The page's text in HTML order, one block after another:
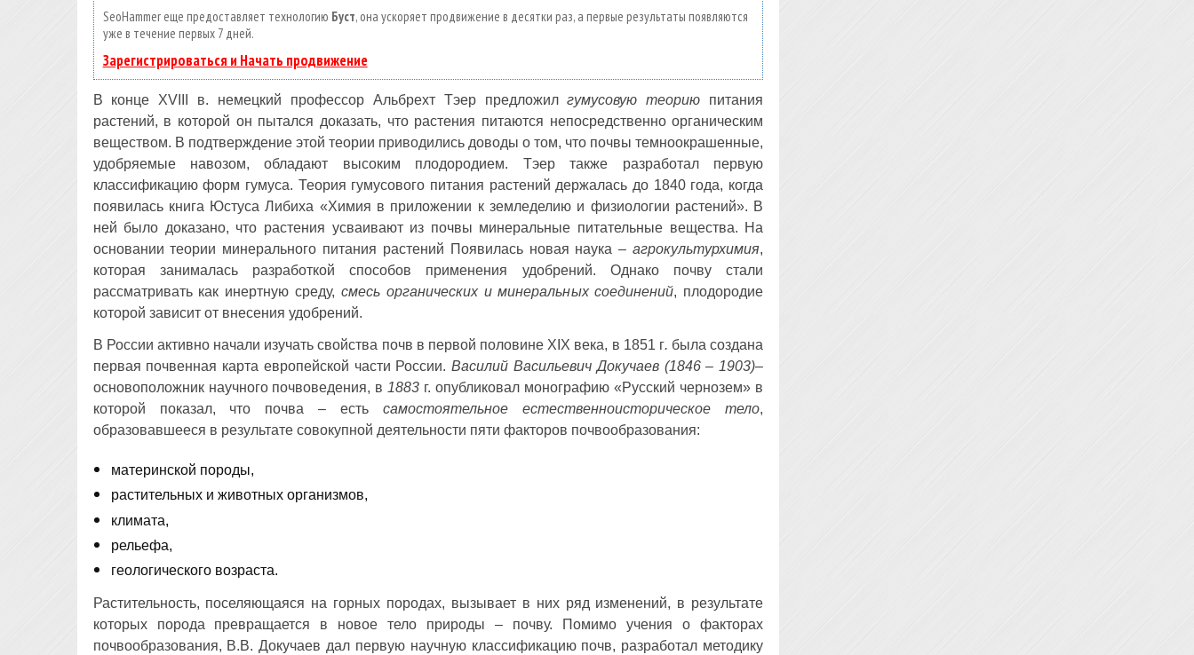
SeoHammer еще предоставляет технологию Буст, она ускоряет продвижение в десятки раз, а первые результаты появляются
уже в течение первых 7 дней.
Зарегистрироваться и Начать продвижение
В конце XVIII в. немецкий профессор Альбрехт Тэер предложилгумусовую теорию питания
растений, в которой он пытался доказать, что растения питаются непосредственно органическим
веществом. В подтверждение этой теории приводились доводы о том, что почвы темноокрашенные,
удобряемые навозом, обладают высоким плодородием. Тэер также разработал первую
классификацию форм гумуса. Теория гумусового питания растений держалась до 1840 года, когда
появилась книга Юстуса Либиха «Химия в приложении к земледелию и физиологии растений». В
ней было доказано, что растения усваивают из почвы минеральные питательные вещества. На
основании теории минерального питания растений Появилась новая наука –агрокультурхимия,
которая занималась разработкой способов применения удобрений. Однако почву стали
рассматривать как инертную среду, смесь органических и минеральных соединений, плодородие
которой зависит от внесения удобрений.
В России активно начали изучать свойства почв в первой половине XIX века, в 1851 г. была создана
первая почвенная карта европейской части России.Василий Васильевич Докучаев (1846 – 1903)–
основоположник научного почвоведения, в 1883 г. опубликовал монографию «Русский чернозем» в
которой показал, что почва – естьсамостоятельное естественноисторическое тело,
образовавшееся в результате совокупной деятельности пяти факторов почвообразования:
материнской породы,
растительных и животных организмов,
климата,
рельефа,
геологического возраста.
Растительность, поселяющаяся на горных породах, вызывает в них ряд изменений, в результате
которых порода превращается в новое тело природы – почву. Помимо учения о факторах
почвообразования, В.В. Докучаев дал первую научную классификацию почв, разработал методику